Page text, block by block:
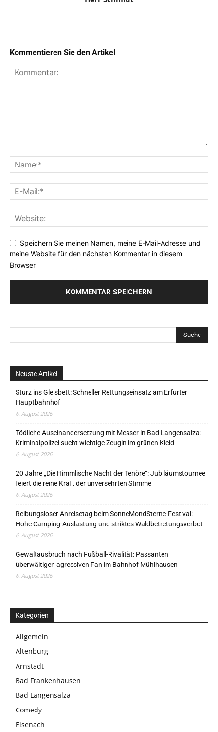
Kommentieren Sie den Artikel
Speichern Sie meinen Namen, meine E-Mail-Adresse und
meine Website für den nächsten Kommentar in diesem
Browser.
Neuste Artikel
Sturz ins Gleisbett: Schneller Rettungseinsatz am Erfurter
Hauptbahnhof
6. August 2026
Tödliche Auseinandersetzung mit Messer in Bad Langensalza:
Kriminalpolizei sucht wichtige Zeugin im grünen Kleid
6. August 2026
20 Jahre „Die Himmlische Nacht der Tenöre“: Jubiläumstournee
feiert die reine Kraft der unversehrten Stimme
6. August 2026
Reibungsloser Anreisetag beim SonneMondSterne-Festival:
Hohe Camping-Auslastung und striktes Waldbetretungsverbot
6. August 2026
Gewaltausbruch nach Fußball-Rivalität: Passanten
überwältigen agressiven Fan im Bahnhof Mühlhausen
6. August 2026
Kategorien
Allgemein
Altenburg
Arnstadt
Bad Frankenhausen
Bad Langensalza
Comedy
Eisenach